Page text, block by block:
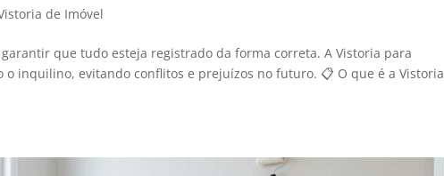
de Imóvel
que tudo esteja registrado da forma correta. A Vistoria para
inquilino, evitando conflitos e prejuízos no futuro. 📋 O que é a Vistoria